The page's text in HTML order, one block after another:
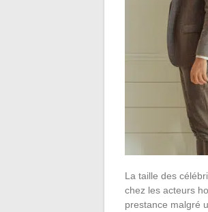
La taille des
chez les acteurs
prestance malgré